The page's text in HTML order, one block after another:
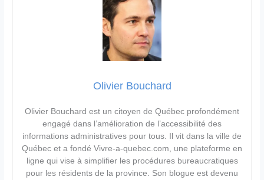
Olivier Bouchard
Olivier Bouchard est un citoyen de Québec profondément
engagé dans l’amélioration de l’accessibilité des
informations administratives pour tous. Il vit dans la ville de
Québec et a fondé Vivre-a-quebec.com, une plateforme en
ligne qui vise à simplifier les procédures bureaucratiques
pour les résidents de la province. Son blogue est devenu